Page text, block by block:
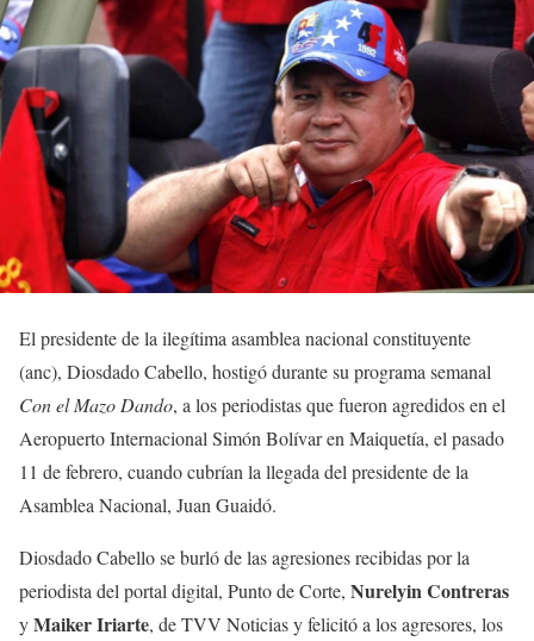
El presidente de la ilegítima asamblea nacional constituyente
(anc), Diosdado Cabello, hostigó durante su programa semanal
Con el Mazo Dando, a los periodistas que fueron agredidos en el
Aeropuerto Internacional Simón Bolívar en Maiquetía, el pasado
11 de febrero, cuando cubrían la llegada del presidente de la
Asamblea Nacional, Juan Guaidó.
Diosdado Cabello se burló de las agresiones recibidas por la
periodista del portal digital, Punto de Corte, Nurelyin Contreras
yMaiker Iriarte, de TVV Noticias y felicitó a los agresores, los